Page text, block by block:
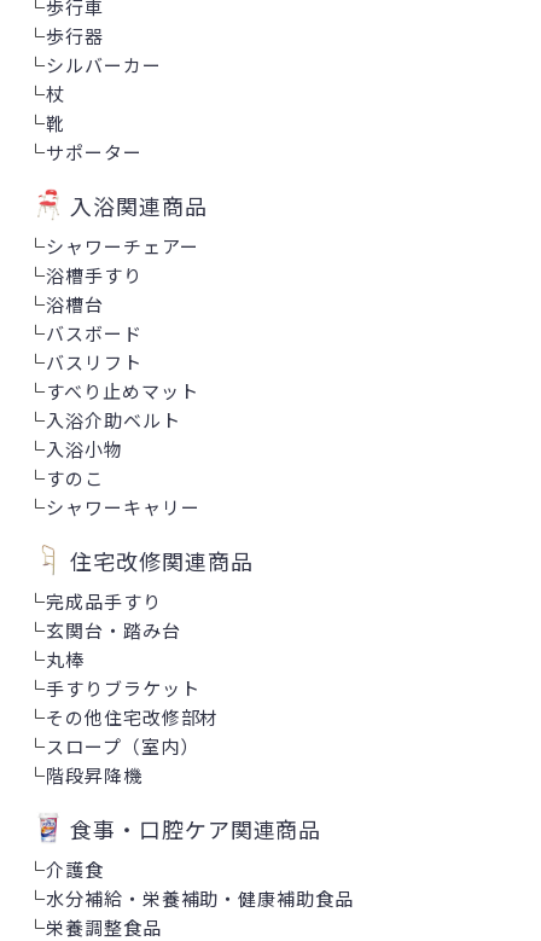
└歩行車
└歩行器
└シルバーカー
└杖
└靴
└サポーター
入浴関連商品
└シャワーチェアー
└浴槽手すり
└浴槽台
└バスボード
└バスリフト
└すべり止めマット
└入浴介助ベルト
└入浴小物
└すのこ
└シャワーキャリー
住宅改修関連商品
└完成品手すり
└玄関台・踏み台
└丸棒
└手すりブラケット
└その他住宅改修部材
└スロープ（室内）
└階段昇降機
食事・口腔ケア関連商品
└介護食
└水分補給・栄養補助・健康補助食品
└栄養調整食品